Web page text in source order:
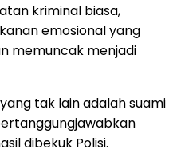
kriminal biasa,
emosional yang
memuncak menjadi
tak lain adalah suami
dibekuk Polisi.